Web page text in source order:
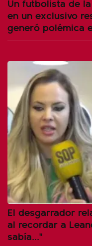
en un exclusivo
generó polémica
El desgarrador
al recordar a
sabía..."